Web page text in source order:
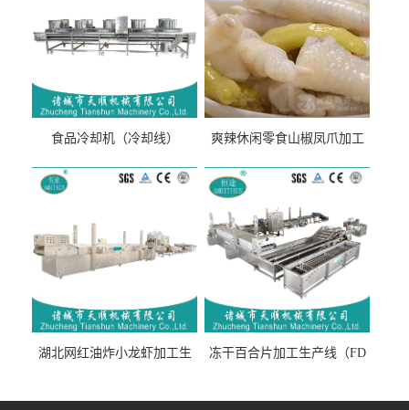
食品冷却机（冷却线）
爽辣休闲零食山椒凤爪加工
流水线）
湖北网红油炸小龙虾加工生
线）
冻干百合片加工生产线（FD
线）